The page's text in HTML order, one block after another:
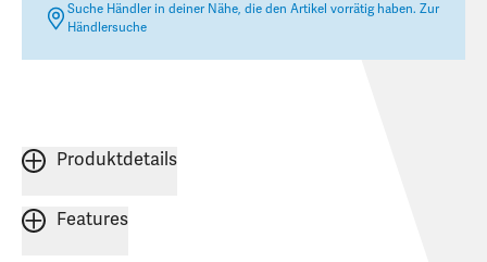
Suche Händler in deiner Nähe, die den Artikel vorrätig haben. Zur
Händlersuche
Produktdetails
Features